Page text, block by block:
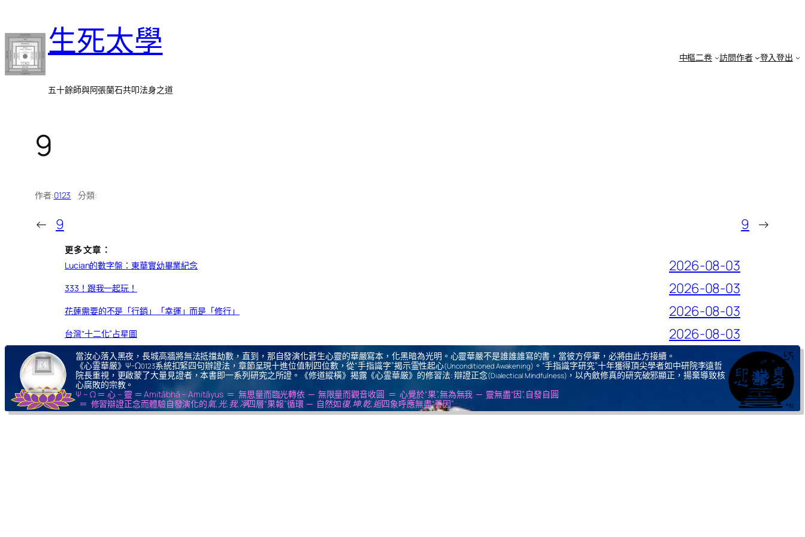
至
主
要
生死太學
五十餘師與阿張蘭石共叩法身之道
中樞二卷 訪問作者 登入登出
9
作者:0123 分類:
← 9 9 →
更多文章：
Lucian的數字盤：東華實幼畢業紀念
2026-08-03
333！跟我一起玩！ 2026-08-03
花蓮需要的不是「行銷」「幸運」而是「修行」 2026-08-03
台灣“十二化”占星圖 2026-08-03
當汝心落入黑夜，長城高牆將無法抵擋劫數，直到，那自發演化蒼生心靈的華嚴寫本，化黑暗為光明。心靈華嚴不是誰誰誰寫的書，當彼方停筆，必將由此方接續。
《心霊華厳》Ψ-Ω0123系統扣緊四句辦證法，章節呈現十進位值制四位數，從“手指識字”揭示霊性起心(Unconditioned Awakening) 。“手指識字研究”十年獲得頂尖學者如中研院李遠哲
院長重視，更啟蒙了大量見證者，本書即一系列研究之所證。《修道縱橫》揭露《心霊華厳》的修習法: 辯證正念(Dialectical Mindfulness) ，以內斂修真的研究破邪顯正，揚棄導致核
心腐敗的宗教。
Ψ – Ω ＝ 心 – 靈 ＝ Amitābhā – Amitāyus ＝ 無思量而臨光轉依 ─ 無限量而觀音收圓 ＝ 心覺於“果”,無為無我 ─ 靈無盡“因”,自發自圓
＝ 修習辯證正念而體驗自發演化的氣,光,我,凈四層“果報”循環 ─ 自然如復,坤,乾,逅四象呼應無盡“善因”